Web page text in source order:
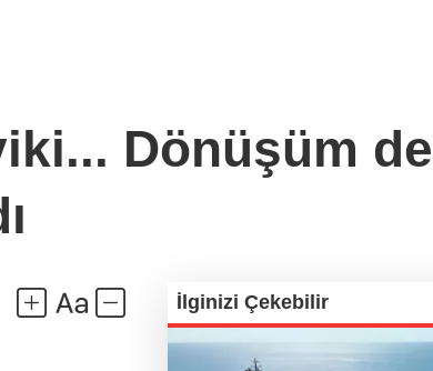
Dönüşüm
İlginizi Çekebilir